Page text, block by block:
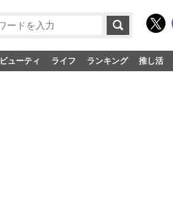
ビューティ ライフ ランキング 推し活